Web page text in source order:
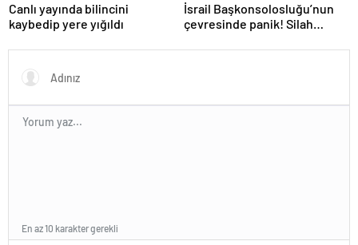
Canlı yayında bilincini
kaybedip yere yığıldı
İsrail Başkonsolosluğu’nun
çevresinde panik! Silah
açıklama geldi
En az 10 karakter gerekli